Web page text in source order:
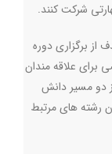
برگزاری دوره
علاقه مندان
دو مسیر دانش
رشته های مرتبط